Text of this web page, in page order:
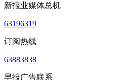
新报业媒体总机
63196319
订阅热线
63883838
早报广告联系